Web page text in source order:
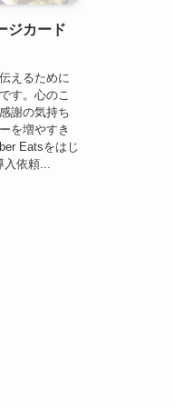
ジカード
えるために
す。心のこ
謝の気持ち
を増やすき
Eatsをはじ
依頼...